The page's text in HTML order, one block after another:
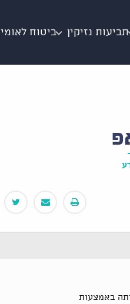
תביעות נזיקין ביטוח לאומי
מהכיתה באמצעות